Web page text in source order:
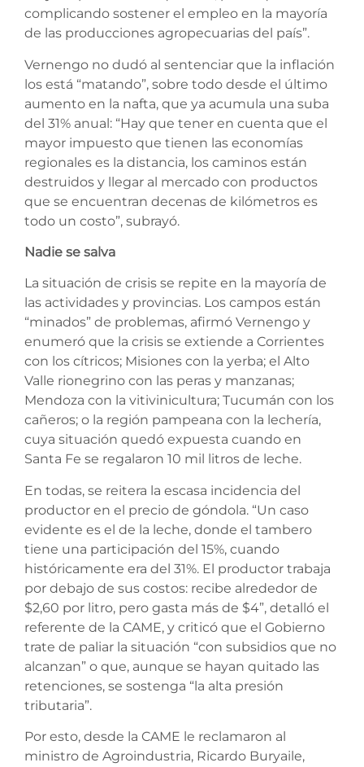
complicando sostener el empleo en la mayoría
de las producciones agropecuarias del país”.
Vernengo no dudó al sentenciar que la inflación
los está “matando”, sobre todo desde el último
aumento en la nafta, que ya acumula una suba
del 31% anual: “Hay que tener en cuenta que el
mayor impuesto que tienen las economías
regionales es la distancia, los caminos están
destruidos y llegar al mercado con productos
que se encuentran decenas de kilómetros es
todo un costo”, subrayó.
Nadie se salva
La situación de crisis se repite en la mayoría de
las actividades y provincias. Los campos están
“minados” de problemas, afirmó Vernengo y
enumeró que la crisis se extiende a Corrientes
con los cítricos; Misiones con la yerba; el Alto
Valle rionegrino con las peras y manzanas;
Mendoza con la vitivinicultura; Tucumán con los
cañeros; o la región pampeana con la lechería,
cuya situación quedó expuesta cuando en
Santa Fe se regalaron 10 mil litros de leche.
En todas, se reitera la escasa incidencia del
productor en el precio de góndola. “Un caso
evidente es el de la leche, donde el tambero
tiene una participación del 15%, cuando
históricamente era del 31%. El productor trabaja
por debajo de sus costos: recibe alrededor de
$2,60 por litro, pero gasta más de $4”, detalló el
referente de la CAME, y criticó que el Gobierno
trate de paliar la situación “con subsidios que no
alcanzan” o que, aunque se hayan quitado las
retenciones, se sostenga “la alta presión
tributaria”.
Por esto, desde la CAME le reclamaron al
ministro de Agroindustria, Ricardo Buryaile,